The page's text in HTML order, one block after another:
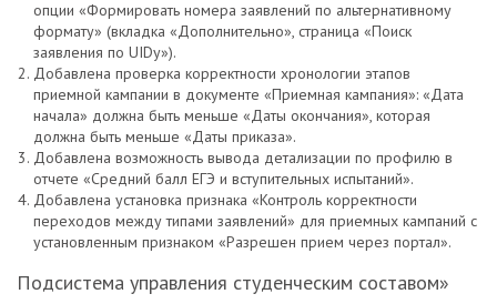
опции «Формировать номера заявлений по альтернативному
формату» (вкладка «Дополнительно», страница «Поиск
заявления по UIDу»).
Добавлена проверка корректности хронологии этапов
приемной кампании в документе «Приемная кампания»: «Дата
начала» должна быть меньше «Даты окончания», которая
должна быть меньше «Даты приказа».
Добавлена возможность вывода детализации по профилю в
отчете «Средний балл ЕГЭ и вступительных испытаний».
Добавлена установка признака «Контроль корректности
переходов между типами заявлений» для приемных кампаний с
установленным признаком «Разрешен прием через портал».
Подсистема управления студенческим составом»